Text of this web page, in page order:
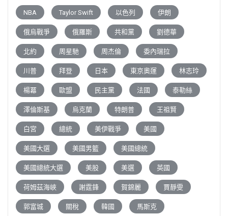
NBA Taylor Swift 以色列 伊朗
俄烏戰爭 俄羅斯 共和黨 劉德華
北約 周星馳 周杰倫 委內瑞拉
川普 拜登 日本 東京奧運 林志玲
楊冪 歐盟 民主黨 法國 泰勒絲
澤倫斯基 烏克蘭 特朗普 王祖賢
白宮 總統 美伊戰爭 美國
美國大選 美國男籃 美國總統
美國總統大選 美股 美選 英國
荷姆茲海峽 謝霆鋒 賀錦麗 賈靜雯
郭富城 關稅 韓國 馬斯克